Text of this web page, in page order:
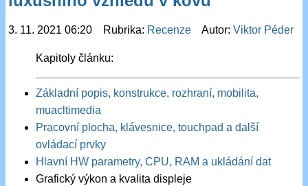
3. 11. 2021 06:20 Rubrika: Recenze Autor:Viktor Péder
Kapitoly článku:
Základní popis, konstrukce, rozhraní, mobilita,
muacltimedia
Pracovní plocha, klávesnice, touchpad a další
ovládací prvky
Hlavní HW parametry, CPU, RAM a ukládání dat
Grafický výkon a kvalita displeje